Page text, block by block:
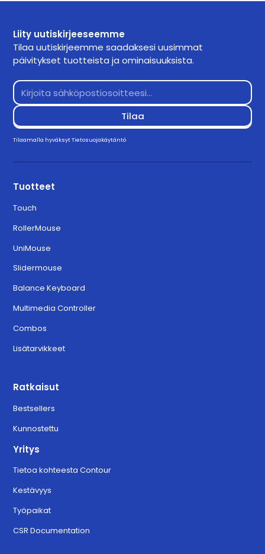
Liity uutiskirjeeseemme
Tilaa uutiskirjeemme saadaksesi uusimmat
päivitykset tuotteista ja ominaisuuksista.
Tilaamalla hyväksytTietosuojakäytäntö
Tuotteet
Touch
RollerMouse
UniMouse
Slidermouse
Balance Keyboard
Multimedia Controller
Combos
Lisätarvikkeet
Ratkaisut
Bestsellers
Kunnostettu
Yritys
Tietoa kohteesta Contour
Kestävyys
Työpaikat
CSR Documentation